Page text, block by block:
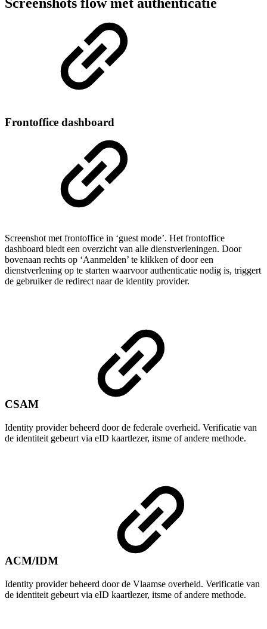
Frontoffice dashboard
Screenshot met frontoffice in ‘guest mode’. Het frontoffice
dashboard biedt een overzicht van alle dienstverleningen. Door
bovenaan rechts op ‘Aanmelden’ te klikken of door een
dienstverlening op te starten waarvoor authenticatie nodig is, triggert
de gebruiker de redirect naar de identity provider.
CSAM
Identity provider beheerd door de federale overheid. Verificatie van
de identiteit gebeurt via eID kaartlezer, itsme of andere methode.
ACM/IDM
Identity provider beheerd door de Vlaamse overheid. Verificatie van
de identiteit gebeurt via eID kaartlezer, itsme of andere methode.